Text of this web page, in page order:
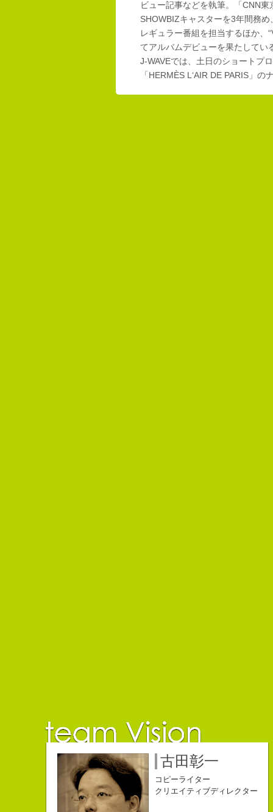
ビュー記事などを執筆。「CNN東
SHOWBIZキャスターを3年間務め
レギュラー番組を担当するほか、
てアルバムデビューを果たしてい
J-WAVEでは、土日のショートプ
「HERMÈS L‘AIR DE PARIS」
佐藤延夫
コピーライター
保持壮太郎
コピーライター
小山佳奈
コピーライター
中村直史
コピーライター
江口順也
コピーライター
名雪祐平
コピーライター
クリエイティブディレクター
古田彰一
コピーライター
クリエイティブディレクター